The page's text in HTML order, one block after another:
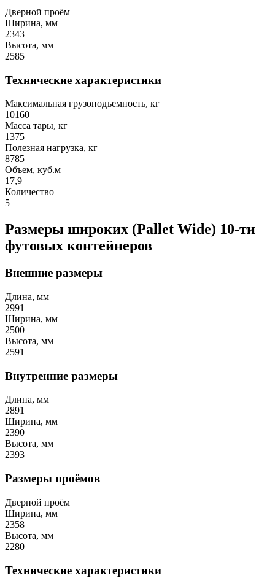
Дверной проём
Ширина, мм
2343
Высота, мм
2585
Технические характеристики
Максимальная грузоподъемность, кг
10160
Масса тары, кг
1375
Полезная нагрузка, кг
8785
Объем, куб.м
17,9
Количество
5
Размеры широких (Pallet Wide) 10-ти
футовых контейнеров
Внешние размеры
Длина, мм
2991
Ширина, мм
2500
Высота, мм
2591
Внутренние размеры
Длина, мм
2891
Ширина, мм
2390
Высота, мм
2393
Размеры проёмов
Дверной проём
Ширина, мм
2358
Высота, мм
2280
Технические характеристики